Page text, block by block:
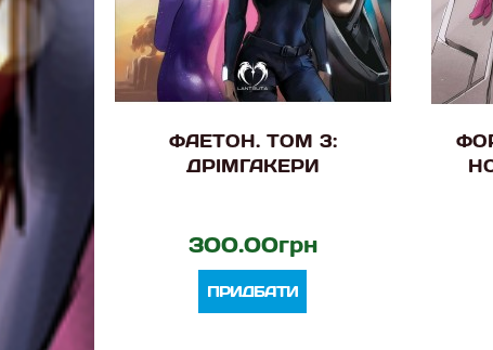
ФАЕТОН. ТОМ 3:
ДРІМГАКЕРИ
300.00грн
ПРИДБАТИ